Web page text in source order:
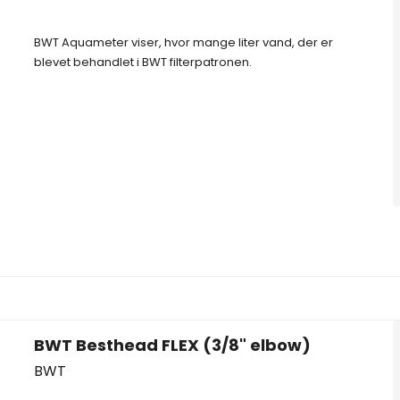
BWT Aquameter viser, hvor mange liter vand, der er
blevet behandlet i BWT filterpatronen.
BWT Besthead FLEX (3/8" elbow)
BWT